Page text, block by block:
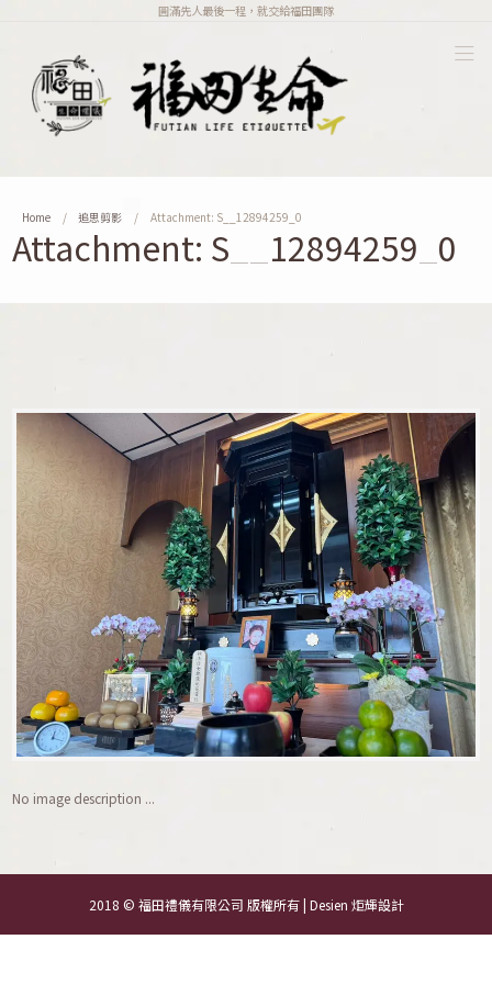
圓滿先人最後一程，就交給福田團隊
Home 追思剪影 Attachment: S__12894259_0
Attachment: S__12894259_0
No image description ...
2018 © 福田禮儀有限公司 版權所有 | Desien 炬輝設計